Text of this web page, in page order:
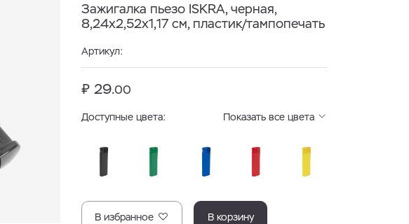
Зажигалка пьезо ISKRA, черная,
8,24х2,52х1,17 см, пластик/тампопечать
Артикул:
₽ 29.00
Доступные цвета: Показать все цвета
В избранное В корзину